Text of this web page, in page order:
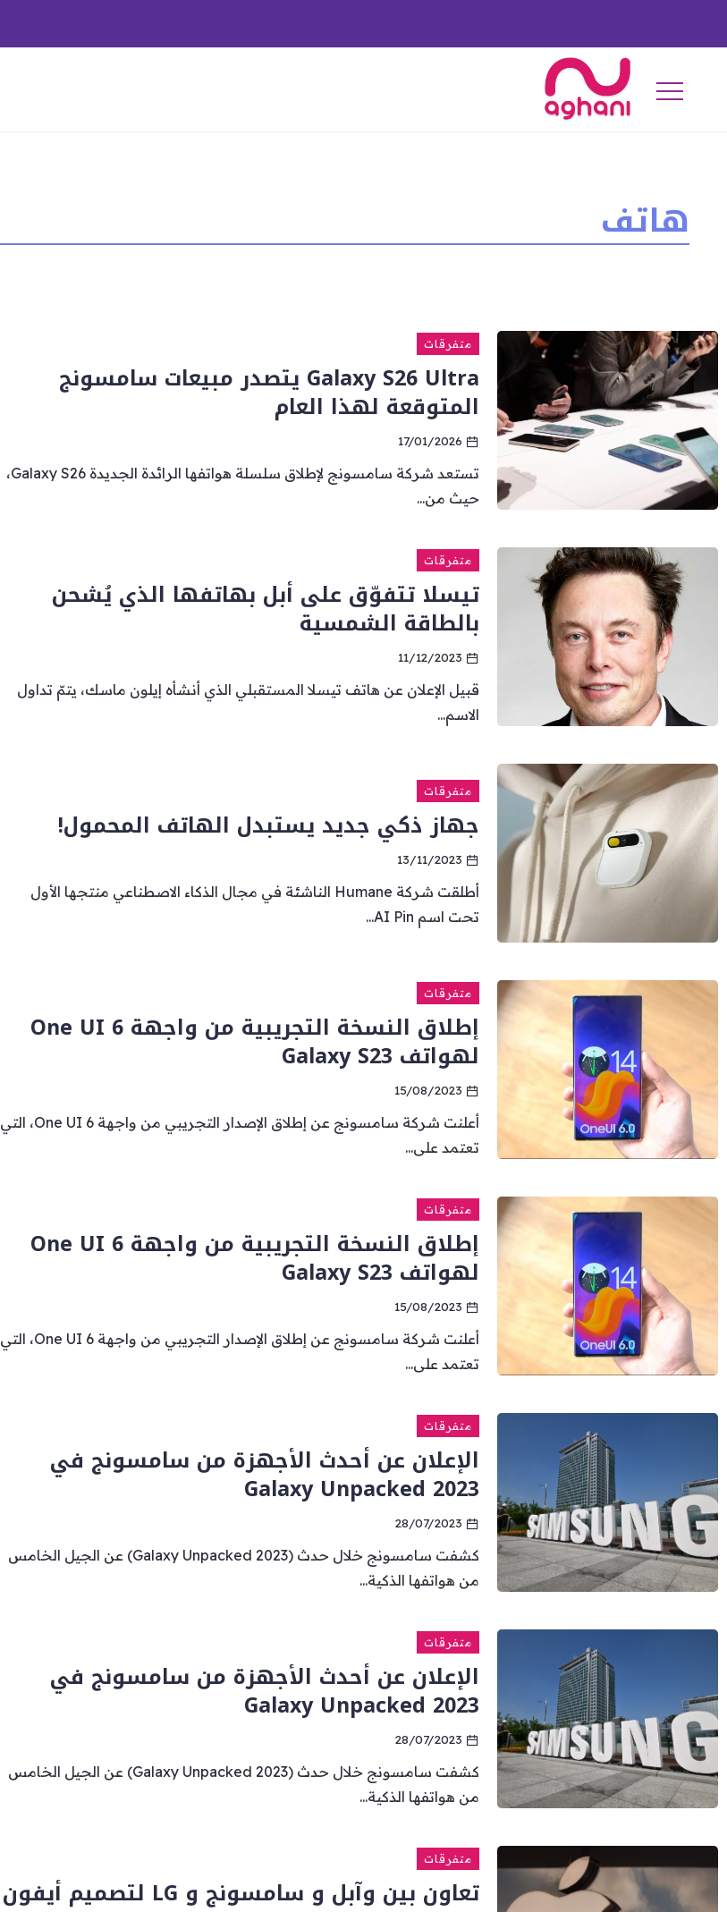
هاتف
متفرقات
Galaxy S26 Ultra يتصدر مبيعات سامسونج
المتوقعة لهذا العام
17/01/2026
تستعد شركة سامسونج لإطلاق سلسلة هواتفها الرائدة الجديدة Galaxy S26،
حيث من...
متفرقات
تيسلا تتفوّق على أبل بهاتفها الذي يُشحن
بالطاقة الشمسية
11/12/2023
قبيل الإعلان عن هاتف تيسلا المستقبلي الذي أنشأه إيلون ماسك، يتمّ تداول
الاسم...
متفرقات
جهاز ذكي جديد يستبدل الهاتف المحمول!
13/11/2023
أطلقت شركة Humane الناشئة في مجال الذكاء الاصطناعي منتجها الأول
تحت اسم AI Pin...
متفرقات
إطلاق النسخة التجريبية من واجهة One UI 6
لهواتف Galaxy S23
15/08/2023
أعلنت شركة سامسونج عن إطلاق الإصدار التجريبي من واجهة One UI 6، التي
تعتمد على...
متفرقات
إطلاق النسخة التجريبية من واجهة One UI 6
لهواتف Galaxy S23
15/08/2023
أعلنت شركة سامسونج عن إطلاق الإصدار التجريبي من واجهة One UI 6، التي
تعتمد على...
متفرقات
الإعلان عن أحدث الأجهزة من سامسونج في
Galaxy Unpacked 2023
28/07/2023
كشفت سامسونج خلال حدث (Galaxy Unpacked 2023) عن الجيل الخامس
من هواتفها الذكية...
متفرقات
الإعلان عن أحدث الأجهزة من سامسونج في
Galaxy Unpacked 2023
28/07/2023
كشفت سامسونج خلال حدث (Galaxy Unpacked 2023) عن الجيل الخامس
من هواتفها الذكية...
متفرقات
تعاون بين وآبل و سامسونج و LG لتصميم أيفون